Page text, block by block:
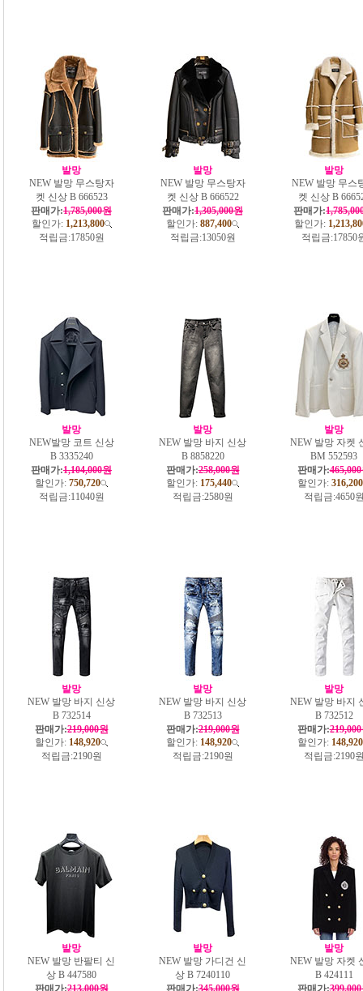
발망
NEW 발망 무스탕자
켓 신상 B 666523
판매가:1,785,000원
할인가: 1,213,800
적립금:17850원
발망
NEW 발망 무스탕자
켓 신상 B 666522
판매가:1,305,000원
할인가: 887,400
적립금:13050원
발망
NEW 발망 무스
켓 신상 B
판매가:
할인가:
적립금:17850
발망
NEW발망 코트 신상
B 3335240
판매가:1,104,000원
할인가: 750,720
적립금:11040원
발망
NEW 발망 바지 신상
B 8858220
판매가:258,000원
할인가: 175,440
적립금:2580원
발망
NEW 발망 자켓
BM 552593
판매가:
할인가: 316,200
적립금:4650
발망
NEW 발망 바지 신상
B 732514
판매가:219,000원
할인가: 148,920
적립금:2190원
발망
NEW 발망 바지 신상
B 732513
판매가:219,000원
할인가: 148,920
적립금:2190원
발망
NEW 발망 바지
B 732512
판매가:
할인가: 148,920
적립금:2190
발망
NEW 발망 반팔티 신
상 B 447580
판매가:213,000원
발망
NEW 발망 가디건 신
상 B 7240110
판매가:345,000원
발망
NEW 발망 자켓
B 424111
판매가: